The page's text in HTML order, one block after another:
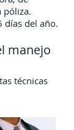
póliza.
del año.
manejo
técnicas